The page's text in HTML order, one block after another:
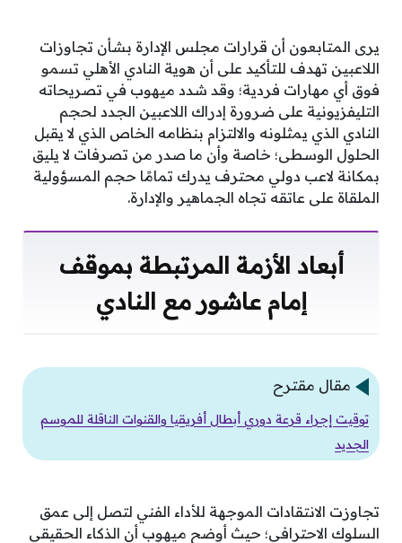
يرى المتابعون أن قرارات مجلس الإدارة بشأن تجاوزات
اللاعبين تهدف للتأكيد على أن هوية النادي الأهلي تسمو
فوق أي مهارات فردية؛ وقد شدد ميهوب في تصريحاته
التليفزيونية على ضرورة إدراك اللاعبين الجدد لحجم
النادي الذي يمثلونه والالتزام بنظامه الخاص الذي لا يقبل
الحلول الوسطى؛ خاصة وأن ما صدر من تصرفات لا يليق
بمكانة لاعب دولي محترف يدرك تمامًا حجم المسؤولية
الملقاة على عاتقه تجاه الجماهير والإدارة.
أبعاد الأزمة المرتبطة بموقف
إمام عاشور مع النادي
مقال مقترح
توقيت إجراء قرعة دوري أبطال أفريقيا والقنوات الناقلة للموسم
الجديد
تجاوزت الانتقادات الموجهة للأداء الفني لتصل إلى عمق
السلوك الاحترافي؛ حيث أوضح ميهوب أن الذكاء الحقيقي